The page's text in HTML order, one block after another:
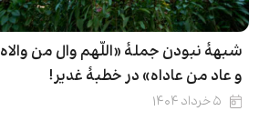
شبهۀ نبودن جملۀ «اللّهم وال من والاه
و عاد من عاداه» در خطبۀ غدیر!
۵ خرداد ۱۴۰۴